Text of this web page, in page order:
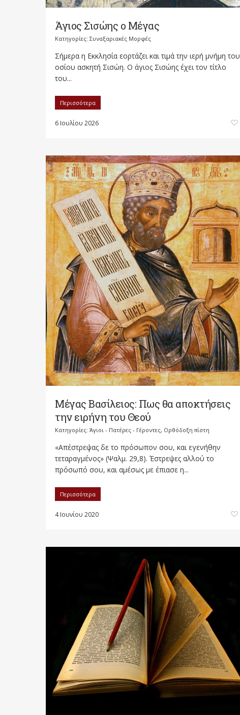
Άγιος Σισώης ο Μέγας
Κατηγορίες: Συναξαριακές Μορφές
Σήμερα η Εκκλησία εορτάζει και τιμά την ιερή μνήμη του
οσίου ασκητή Σισώη. Ο άγιος Σισώης έχει τον τίτλο
του...
Περισσότερα
6 Ιουλίου 2026
Μέγας Βασίλειος: Πως θα αποκτήσεις
την ειρήνη του Θεού
Κατηγορίες: Άγιοι - Πατέρες - Γέροντες, Ορθόδοξη πίστη
«Απέστρεψας δε το πρόσωπον σου, και εγενήθην
τεταραγμένος» (Ψαλμ. 29,8). Έστρεψες αλλού το
πρόσωπό σου, και αμέσως με έπιασε η...
Περισσότερα
4 Ιουνίου 2020